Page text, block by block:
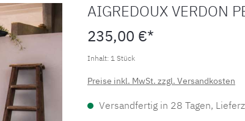
AIGREDOUX VERDON
235,00 €*
Inhalt: 1 Stück
Preise inkl. MwSt. zzgl. Versandkosten
Versandfertig in 28 Tagen,